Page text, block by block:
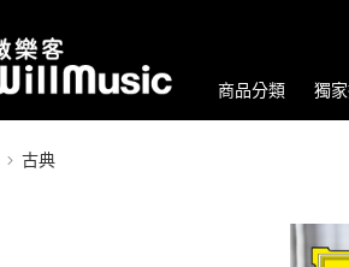
商品分類 獨
古典